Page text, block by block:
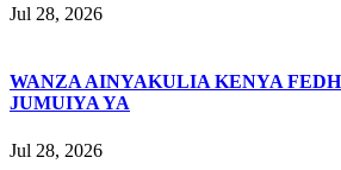
Jul 28, 2026
WANZA AINYAKULIA KENYA
JUMUIYA YA
Jul 28, 2026